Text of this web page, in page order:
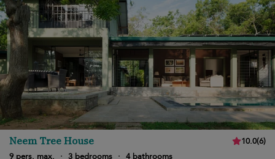
Neem Tree House 10.0(6)
9 pers. max.
· 3 bedrooms · 4 bathrooms